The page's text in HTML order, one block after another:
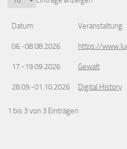
Datum Veranstaltung
06.-08.08.2026 https://
17.-19.09.2026 Gewalt
28.09.-01.10.2026 Digital History
1 bis 3 von 3 Einträgen